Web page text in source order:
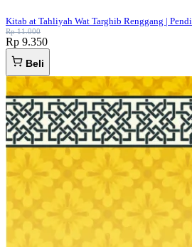
Kitab at Tahliyah Wat Targhib Renggang |
Rp 11.000
Rp 9.350
Beli